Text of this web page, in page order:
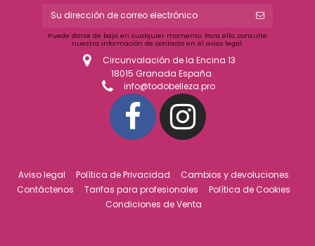
Puede darse de baja en cualquier momento. Para ello, consulte
nuestra información de contacto en el aviso legal.
Circunvalación de la Encina 13
18015 Granada España
info@todobelleza.pro
Aviso legal Política de Privacidad
Cambios y devoluciones
Contáctenos
Tarifas para profesionales
Política de Cookies
Condiciones de Venta